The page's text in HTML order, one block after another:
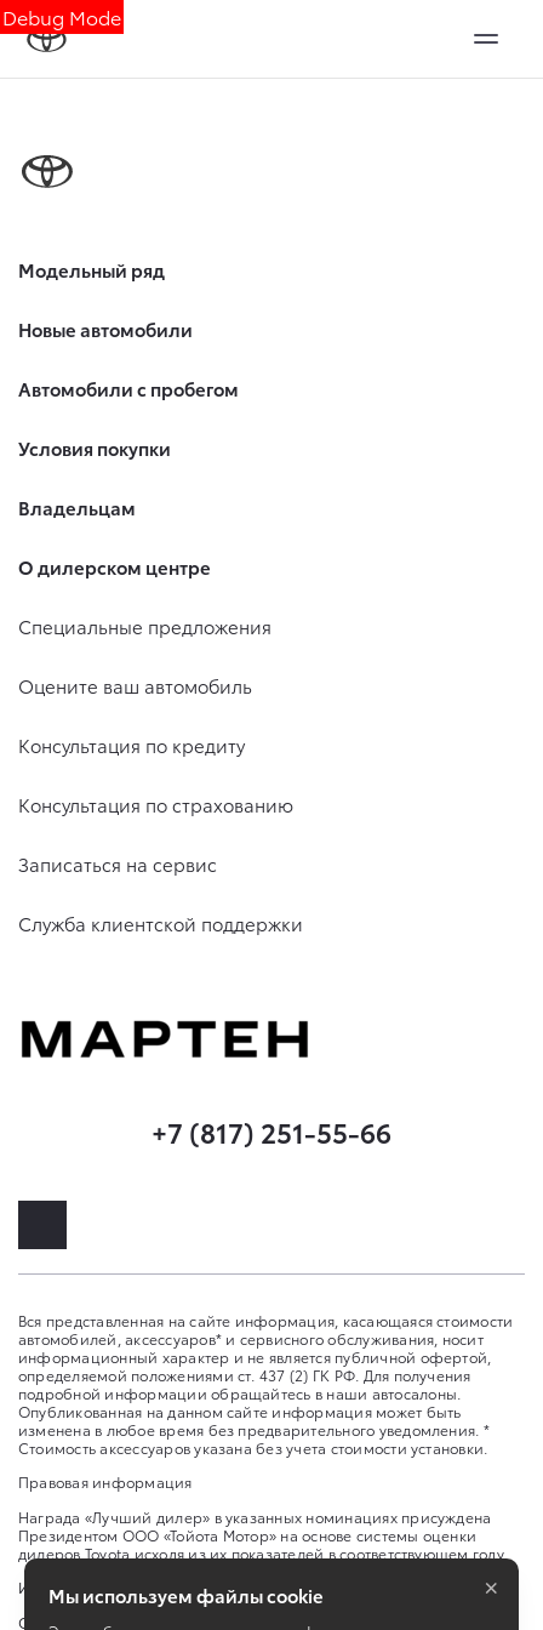
Debug Mode
Модельный ряд
Новые автомобили
Автомобили с пробегом
Условия покупки
Владельцам
О дилерском центре
Специальные предложения
Оцените ваш автомобиль
Консультация по кредиту
Консультация по страхованию
Записаться на сервис
Служба клиентской поддержки
+7 (817) 251-55-66
Вся представленная на сайте информация, касающаяся стоимости
автомобилей, аксессуаров* и сервисного обслуживания, носит
информационный характер и не является публичной офертой,
определяемой положениями ст. 437 (2) ГК РФ. Для получения
подробной информации обращайтесь в наши автосалоны.
Опубликованная на данном сайте информация может быть
изменена в любое время без предварительного уведомления. *
Стоимость аксессуаров указана без учета стоимости установки.
Правовая информация
Награда «Лучший дилер» в указанных номинациях присуждена
Президентом ООО «Тойота Мотор» на основе системы оценки
дилеров Toyota исходя из их показателей в соответствующем году.
Изменить настройку cookies
Сбросить cookie
Мы используем файлы cookie ×